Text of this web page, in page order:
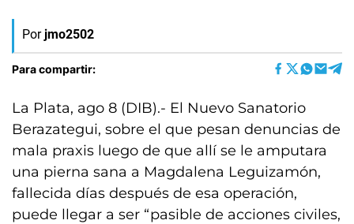
Por jmo2502
Para compartir:
La Plata, ago 8 (DIB).- El Nuevo Sanatorio
Berazategui, sobre el que pesan denuncias de
mala praxis luego de que allí se le amputara
una pierna sana a Magdalena Leguizamón,
fallecida días después de esa operación,
puede llegar a ser “pasible de acciones civiles,